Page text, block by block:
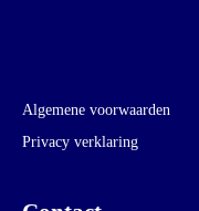
Algemene voorwaarden
Privacy verklaring